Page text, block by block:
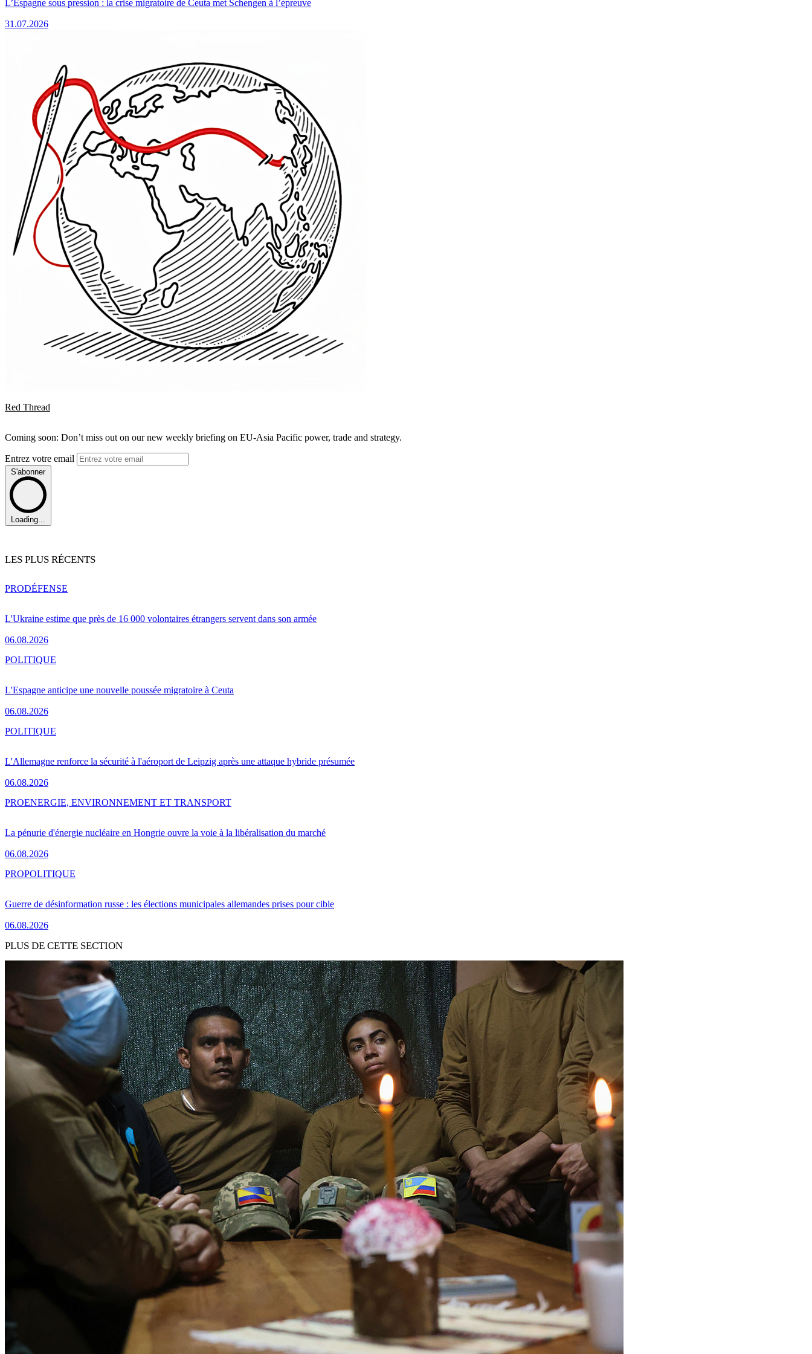
L’Espagne sous pression : la crise migratoire de Ceuta met Schengen à l’épreuve
31.07.2026
Red Thread
Coming soon: Don’t miss out on our new weekly briefing on EU-Asia Pacific power, trade and strategy.
Entrez votre email
S'abonner
Loading...
LES PLUS RÉCENTS
L'Ukraine estime que près de 16 000 volontaires étrangers servent dans son armée
06.08.2026
PRODÉFENSE
L'Espagne anticipe une nouvelle poussée migratoire à Ceuta
06.08.2026
POLITIQUE
L'Allemagne renforce la sécurité à l'aéroport de Leipzig après une attaque hybride présumée
06.08.2026
POLITIQUE
La pénurie d'énergie nucléaire en Hongrie ouvre la voie à la libéralisation du marché
06.08.2026
PROENERGIE, ENVIRONNEMENT ET TRANSPORT
Guerre de désinformation russe : les élections municipales allemandes prises pour cible
06.08.2026
PROPOLITIQUE
PLUS DE CETTE SECTION